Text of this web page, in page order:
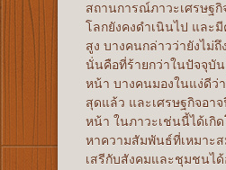
สถานการณ์ภาวะเศรษฐ
โลกยังคงดำเนินไป และ
สูง บางคนกล่าวว่ายังไม่
นั่นคือที่ร้ายกว่าในปัจจุบัน
หน้า บางคนมองในแง่ดีว่
สุดแล้ว และเศรษฐกิจอา
หน้า ในภาวะเช่นนี้ได้เกิ
หาความสัมพันธ์ที่เหมาะ
เสรีกับสังคมและชุมชนได้